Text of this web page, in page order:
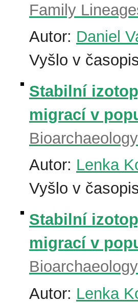
Family
Autor: Daniel
Vyšlo v
Stabilní
migrací v
Autor: Lenka
Vyšlo v
Stabilní
migrací v
Autor: Lenka